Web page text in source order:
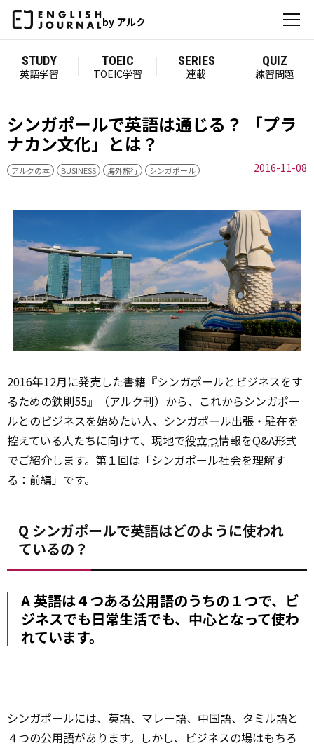
by アルク
STUDY
英語学習
TOEIC
TOEIC学習
SERIES
連載
QUIZ
練習問題
シンガポールで英語は通じる？ 「プラ
ナカン文化」とは？
アルクの本 BUSINESS 海外旅行 シンガポール 2016-11-08
2016年12月に発売した書籍『シンガポールとビジネスをす
るための鉄則55』（アルク刊）から、これからシンガポー
ルとのビジネスを始めたい人、シンガポール出張・駐在を
控えている人たちに向けて、現地で役立つ情報をQ&A形式
でご紹介します。第１回は「シンガポール社会を理解す
る：前編」です。
Q シンガポールで英語はどのように使われ
ているの？
A 英語は４つある公用語のうちの１つで、ビ
ジネスでも日常生活でも、中心となって使わ
れています。
シンガポールには、英語、マレー語、中国語、タミル語と
４つの公用語があります。しかし、ビジネスの場はもちろ